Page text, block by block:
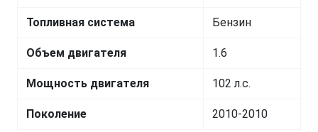
Топливная система Бензин
Объем двигателя 1.6
Мощность двигателя 102 л.с.
Поколение 2010-2010